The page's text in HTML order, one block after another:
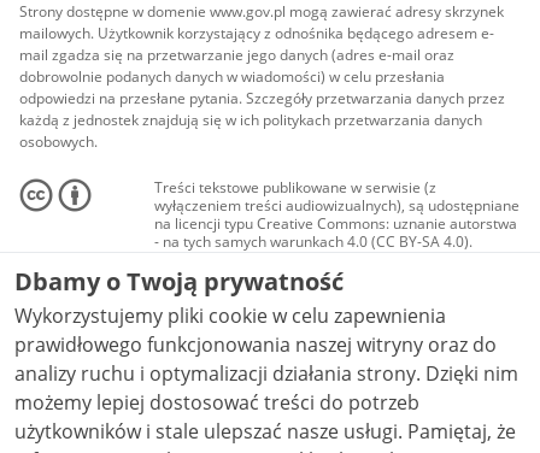
Strony dostępne w domenie www.gov.pl mogą zawierać adresy skrzynek
mailowych. Użytkownik korzystający z odnośnika będącego adresem e-
mail zgadza się na przetwarzanie jego danych (adres e-mail oraz
dobrowolnie podanych danych w wiadomości) w celu przesłania
odpowiedzi na przesłane pytania. Szczegóły przetwarzania danych przez
każdą z jednostek znajdują się w ich politykach przetwarzania danych
osobowych.
Treści tekstowe publikowane w serwisie (z
wyłączeniem treści audiowizualnych), są udostępniane
na licencji typu Creative Commons: uznanie autorstwa
- na tych samych warunkach 4.0 (CC BY-SA 4.0).
Materiały audiowizualne, w tym zdjęcia, materiały
audio i wideo, są udostępniane na licencji typu
Creative Commons: uznanie autorstwa użycie
niekomercyjne - bez utworów zależnych 4.0 (CC BY-
NC-ND 4.0), o ile nie jest to stwierdzone inaczej.
Dbamy o Twoją prywatność
Wykorzystujemy pliki cookie w celu zapewnienia
prawidłowego funkcjonowania naszej witryny oraz do
analizy ruchu i optymalizacji działania strony. Dzięki nim
możemy lepiej dostosować treści do potrzeb
użytkowników i stale ulepszać nasze usługi. Pamiętaj, że